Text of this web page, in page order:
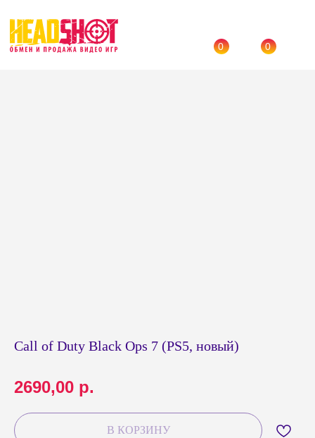
Назад → Каталог
Call of Duty Black Ops 7 (PS5, новый)
2690,00 р.
В КОРЗИНУ